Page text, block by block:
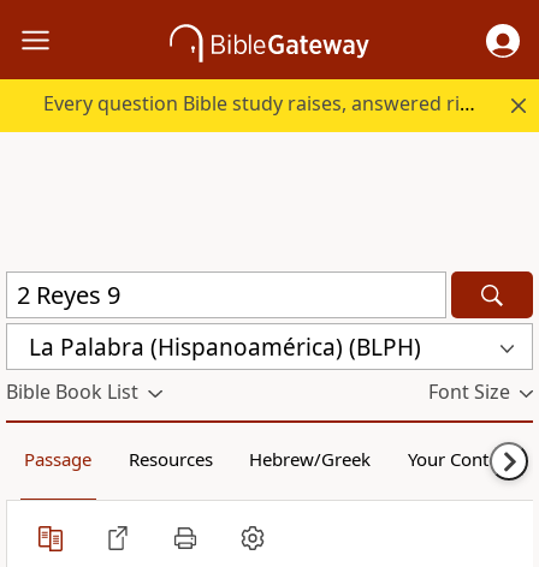
Every question Bible study raises, answered right here.
La Palabra (Hispanoamérica) (BLPH)
Bible Book List Font Size
Passage Resources Hebrew/Greek Your Content